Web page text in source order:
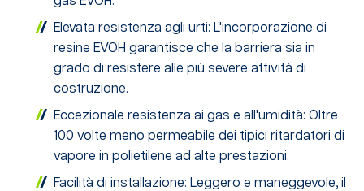
Elevata resistenza agli urti: L'incorporazione di
resine EVOH garantisce che la barriera sia in
grado di resistere alle più severe attività di
costruzione.
Eccezionale resistenza ai gas e all'umidità: Oltre
100 volte meno permeabile dei tipici ritardatori di
vapore in polietilene ad alte prestazioni.
Facilità di installazione: Leggero e maneggevole, il